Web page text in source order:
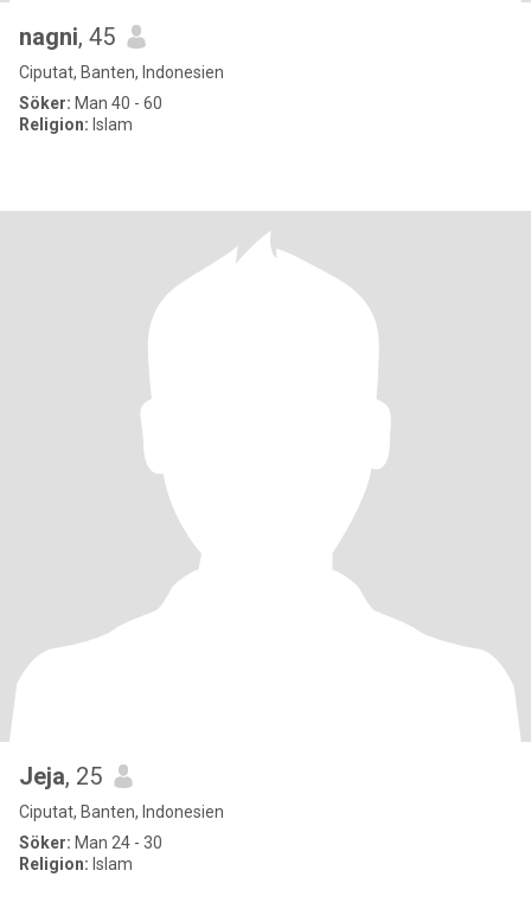
nagni, 45
Ciputat, Banten, Indonesien
Söker: Man 40 - 60
Religion: Islam
Jeja, 25
Ciputat, Banten, Indonesien
Söker: Man 24 - 30
Religion: Islam